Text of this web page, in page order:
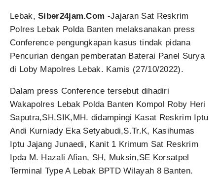
Lebak,Siber24jam.Com -Jajaran Sat Reskrim
Polres Lebak Polda Banten melaksanakan press
Conference pengungkapan kasus tindak pidana
Pencurian dengan pemberatan Baterai Panel Surya
di Loby Mapolres Lebak. Kamis (27/10/2022).
Dalam press Conference tersebut dihadiri
Wakapolres Lebak Polda Banten Kompol Roby Heri
Saputra,SH,SIK,MH. didampingi Kasat Reskrim Iptu
Andi Kurniady Eka Setyabudi,S.Tr.K, Kasihumas
Iptu Jajang Junaedi, Kanit 1 Krimum Sat Reskrim
Ipda M. Hazali Afian, SH, Muksin,SE Korsatpel
Terminal Type A Lebak BPTD Wilayah 8 Banten.